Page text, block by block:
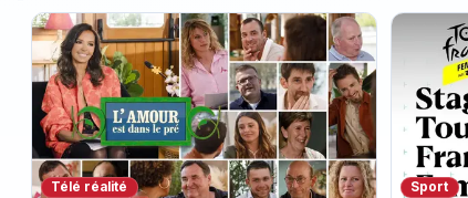
Télé réalité Sport